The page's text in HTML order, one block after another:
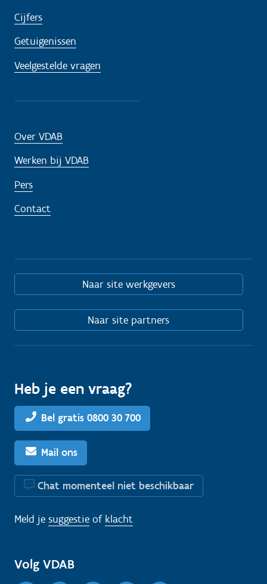
Cijfers
Getuigenissen
Veelgestelde vragen
Over VDAB
Werken bij VDAB
Pers
Contact
Naar site werkgevers
Naar site partners
Heb je een vraag?
Bel gratis 0800 30 700
Mail ons
Chat momenteel niet beschikbaar
Meld je suggestie of klacht
Volg VDAB